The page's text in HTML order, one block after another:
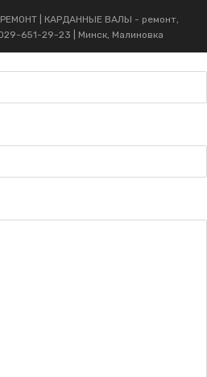
| КАРДАННЫЕ ВАЛЫ - ремонт,
651-29-23 | Минск, Малиновка